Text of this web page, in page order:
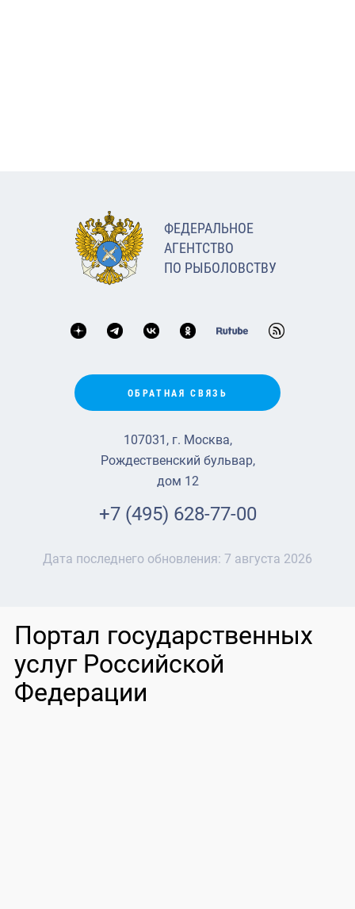
ФЕДЕРАЛЬНОЕ
АГЕНТСТВО
ПО РЫБОЛОВСТВУ
ОБРАТНАЯ СВЯЗЬ
107031, г. Москва,
Рождественский бульвар,
дом 12
+7 (495) 628-77-00
Дата последнего обновления: 7 августа 2026
Портал государственных
услуг Российской
Федерации